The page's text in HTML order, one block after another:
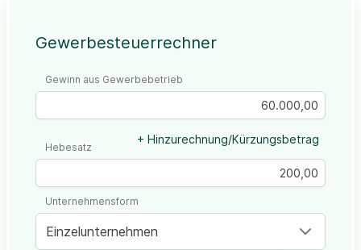
Gewerbesteuerrechner
Gewinn aus Gewerbebetrieb
+ Hinzurechnung/Kürzungsbetrag
Hebesatz
Einzelunternehmen
Unternehmensform